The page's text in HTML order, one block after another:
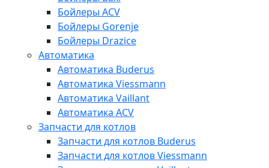
Бойлеры ACV
Бойлеры Gorenje
Бойлеры Drazice
Автоматика
Автоматика Buderus
Автоматика Viessmann
Автоматика Vaillant
Автоматика ACV
Запчасти для котлов
Запчасти для котлов Buderus
Запчасти для котлов Viessmann